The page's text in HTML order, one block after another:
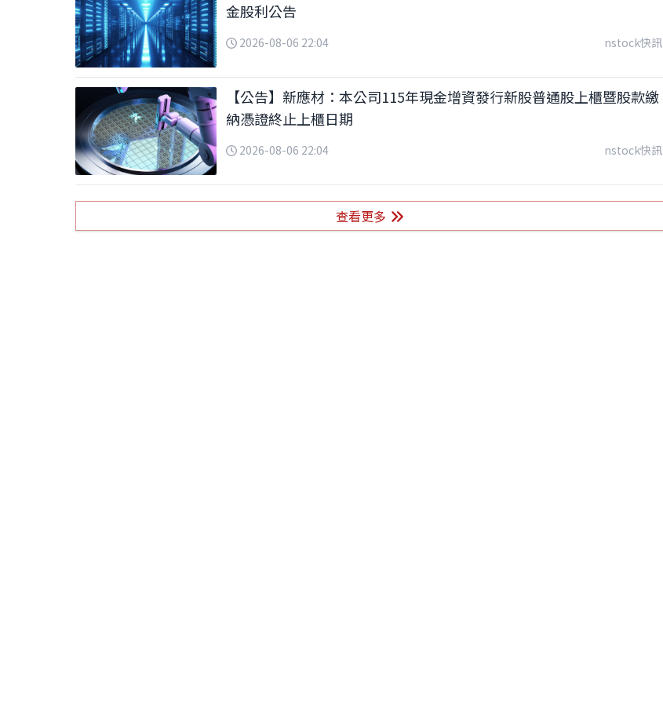
金股利公告
2026-08-06 22:04 nstock快訊
【公告】新應材：本公司115年現金增資發行新股普通股上櫃暨股款繳
納憑證終止上櫃日期
2026-08-06 22:04 nstock快訊
查看更多